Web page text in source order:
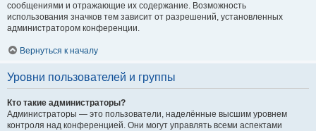
сообщениями и отражающие их содержание. Возможность
использования значков тем зависит от разрешений, установленных
администратором конференции.
Вернуться к началу
Уровни пользователей и группы
Кто такие администраторы?
Администраторы — это пользователи, наделённые высшим уровнем
контроля над конференцией. Они могут управлять всеми аспектами